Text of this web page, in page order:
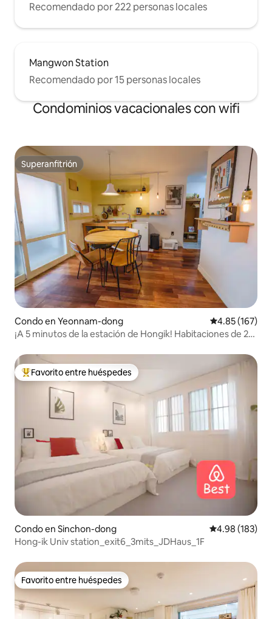
Recomendado por 222 personas locales
Mangwon Station
Recomendado por 15 personas locales
Condominios vacacionales con wifi
Superanfitrión
Superanfitrión
Condo en Yeonnam-dong Calificación
4.85 (167)
¡A 5 minutos de la estación de Hongik! Habitaciones de 2
Favorito entre huéspedes preferido
Favorito entre huéspedes
Condo en Sinchon-dong Calificación
4.98 (183)
Hong-ik Univ station_exit6_3mits_JDHaus_1F
Favorito entre huéspedes
Favorito entre huéspedes